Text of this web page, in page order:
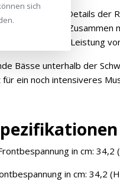
technische Details
die es gibt.
Standard für die Leistung
Bässe unterhalb der
ein noch intensiveres
in cm: 34,2
in cm: 34,2
sich